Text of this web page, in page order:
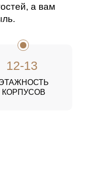
а вам
КОРПУСОВ
12-13